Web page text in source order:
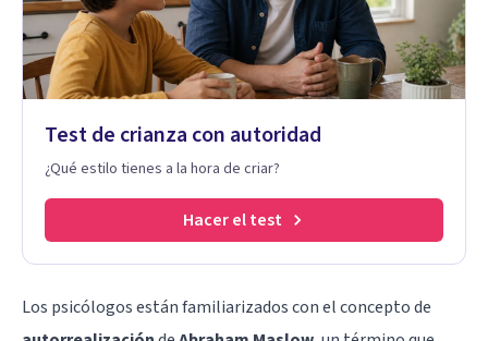
Test de crianza con autoridad
¿Qué estilo tienes a la hora de criar?
Hacer el test
Los psicólogos están familiarizados con el concepto de